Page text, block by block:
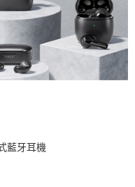
藍牙耳機